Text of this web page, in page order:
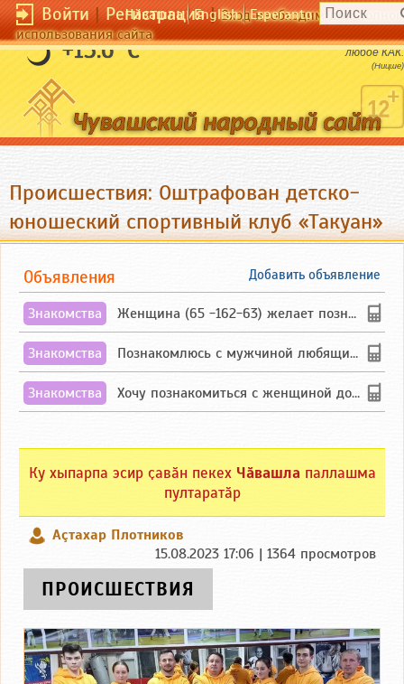
Войти|Регистрация|Вход необходим для
использования сайта
Чӑвашла English Esperanto
+15.6 °C
Тот кто имеет ЗАЧЕМ жить, вынесет
любое КАК.
(Ницше)
Происшествия: Оштрафован детско-
юношеский спортивный клуб «Такуан»
Добавить объявление
Объявления
Знакомства Женщина (65 -162-63) желает познакомиться с одиноким, добродушным, без вредных ...
Знакомства Познакомлюсь с мужчиной любящим танцевать и петь на родном чувашском языке
Знакомства Хочу познакомиться с женщиной до 55 лет чувашской или русской национальности дл...
Ку хыпарпа эсир ҫавӑн пекех Чӑвашла паллашма
пултаратӑр
Аçтахар Плотников
15.08.2023 17:06 | 1364 просмотров
ПРОИСШЕСТВИЯ